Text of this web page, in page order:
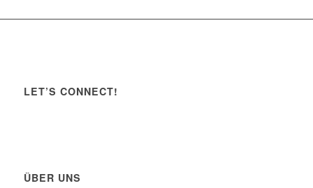
LET’S CONNECT!
ÜBER UNS